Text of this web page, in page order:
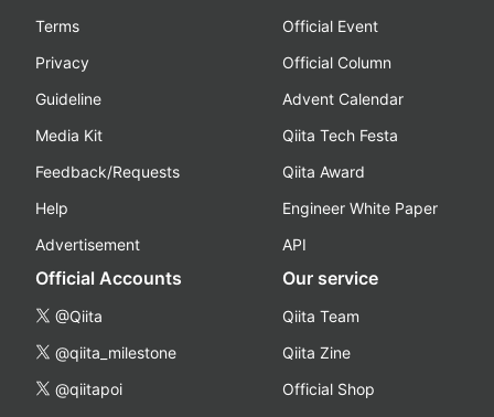
Terms
Privacy
Guideline
Media Kit
Feedback/Requests
Help
Advertisement
Official Event
Official Column
Advent Calendar
Qiita Tech Festa
Qiita Award
Engineer White Paper
API
Official Accounts
@Qiita
@qiita_milestone
@qiitapoi
Our service
Qiita Team
Qiita Zine
Official Shop